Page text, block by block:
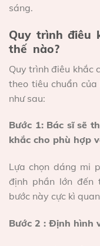
sáng.
Quy trình điêu
thế nào?
Quy trình điêu khắc
theo tiêu chuẩn
như sau:
Bước 1: Bác sĩ sẽ
khắc cho phù hợp
Lựa chọn dáng mi
định phần lớn đến
bước này cực kì
Bước 2 : Định hình